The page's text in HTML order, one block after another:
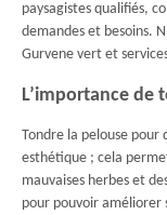
paysagistes qualifiés,
demandes et besoins.
Gurvene vert et
L’importance de
Tondre la pelouse pour
esthétique ; cela
mauvaises herbes et
pour pouvoir améliorer